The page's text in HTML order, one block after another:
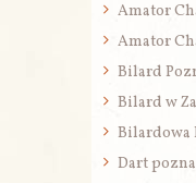
Amator
Amator
Bilard
Bilard w
Bilardowa
Dart